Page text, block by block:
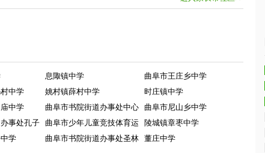
息陬镇中学
曲阜市王庄乡中学
中学 姚村镇薛村中学
时庄镇中学
中学 曲阜市书院街道办事处中心
曲阜市尼山乡中学
事处孔子 曲阜市少年儿童竞技体育运
陵城镇章枣中学
学 曲阜市书院街道办事处圣林 董庄中学